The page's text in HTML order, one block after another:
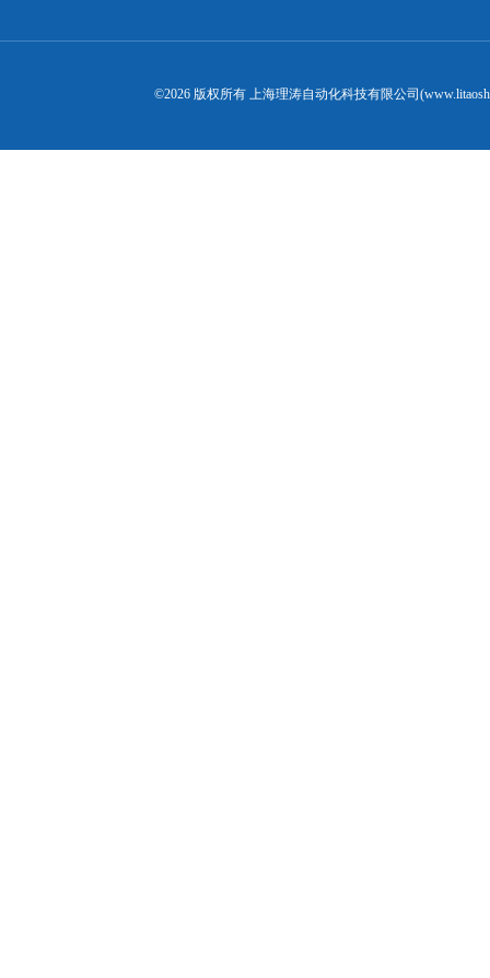
©2026 版权所有 上海理涛自动化科技有限公司